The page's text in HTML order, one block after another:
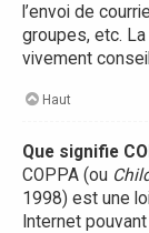
l’envoi de
groupes, etc.
vivement
Haut
Que signifie
COPPA (ou
1998) est une
Internet